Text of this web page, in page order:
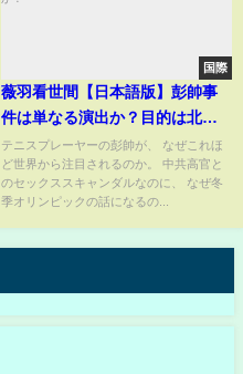
国際
薇羽看世間【日本語版】彭帥事
件は単なる演出か？目的は北京
冬季オリンピックなのか？ この
世界的な話題の背後には誰がい
るのか？
テニスプレーヤーの彭帥が、 なぜこれほ
ど世界から注目されるのか。 中共高官と
のセックススキャンダルなのに、 なぜ冬
季オリンピックの話になるの...